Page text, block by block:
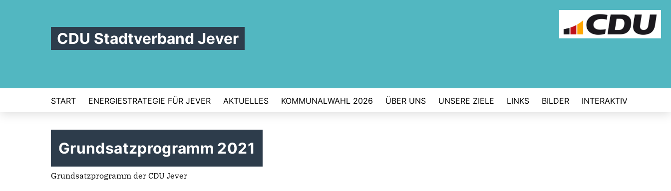
CDU Stadtverband Jever
START ENERGIESTRATEGIE FÜR JEVER AKTUELLES KOMMUNALWAHL 2026 ÜBER UNS UNSERE ZIELE LINKS BILDER INTERAKTIV
Grundsatzprogramm 2021
Grundsatzprogramm der CDU Jever